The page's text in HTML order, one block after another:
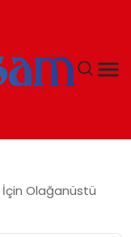
İçin Olağanüstü